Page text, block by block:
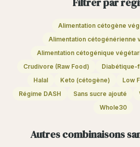
Alimentation cétogène
Alimentation cétogénérienne
Alimentation cétogénique
Crudivore (Raw Food)
Diabétique-
Halal
Keto (cétogène) Low
Régime DASH
Sans sucre ajouté
Whole30
Autres combinaisons